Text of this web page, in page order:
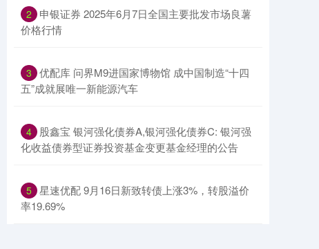
2
​申银证券 2025年6月7日全国主要批发市场良薯
价格行情
3 ​优配库 问界M9进国家博物馆 成中国制造“十四
五”成就展唯一新能源汽车
4
​股鑫宝 银河强化债券A,银河强化债券C: 银河强
化收益债券型证券投资基金变更基金经理的公告
5 ​星速优配 9月16日新致转债上涨3%，转股溢价
率19.69%